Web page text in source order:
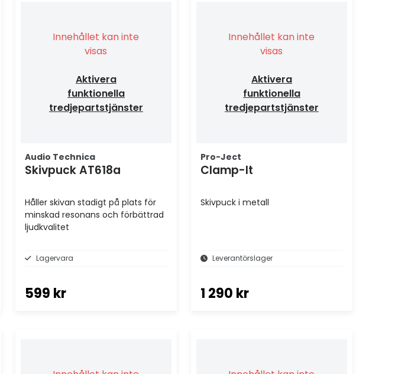
Innehållet kan inte
visas
Aktivera
funktionella
tredjepartstjänster
Audio Technica
Skivpuck AT618a
Håller skivan stadigt på plats för
minskad resonans och förbättrad
ljudkvalitet
Lagervara
599 kr
Innehållet kan inte
visas
Aktivera
funktionella
tredjepartstjänster
Pro-Ject
Clamp-It
Skivpuck i metall
Leverantörslager
1 290 kr